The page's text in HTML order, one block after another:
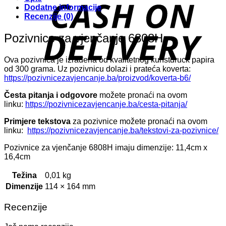
Dodatne informacije
Recenzije (0)
Pozivnice za vjenčanje 6808H
Ova pozivnica je izrađena od kvalitetnog kunstdruck papira
od 300 grama. Uz pozivnicu dolazi i prateća koverta:
https://pozivnicezavjencanje.ba/proizvod/koverta-b6/
Česta pitanja i odgovore možete pronaći na ovom
linku: https://pozivnicezavjencanje.ba/cesta-pitanja/
Primjere tekstova za pozivnice možete pronaći na ovom
linku:
https://pozivnicezavjencanje.ba/tekstovi-za-pozivnice/
Pozivnice za vjenčanje 6808H imaju dimenzije: 11,4cm x
16,4cm
Težina
0,01 kg
Dimenzije 114 × 164 mm
Recenzije